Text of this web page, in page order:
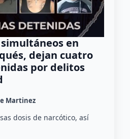
en
dejan cuatro
por delitos
Martinez
dosis de narcótico, así